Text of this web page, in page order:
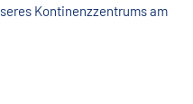
Kontinenzzentrums am